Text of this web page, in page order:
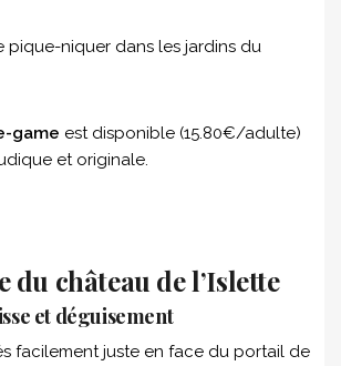
pique-niquer dans les jardins du
game est disponible (15.80€/adulte)
et originale.
du château de l’Islette
et déguisement
facilement juste en face du portail de